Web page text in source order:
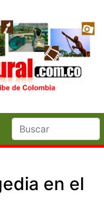
en el